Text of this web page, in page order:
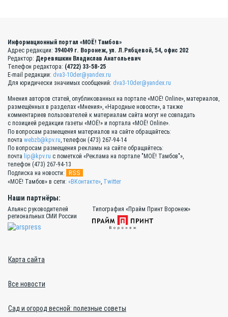
Информационный портал «МОЁ! Тамбов»
Адрес редакции: 394049 г. Воронеж, ул. Л.Рябцевой, 54, офис 202
Редактор: Деревяшкин Владислав Анатольевич
Телефон редактора: (4722) 33-58-25
E-mail редакции: dva3-10der@yandex.ru
Для юридически значимых сообщений: dva3-10der@yandex.ru
Мнения авторов статей, опубликованных на портале «МОЁ! Online», материалов,
размещённых в разделах «Мнения», «Народные новости», а также
комментариев пользователей к материалам сайта могут не совпадать
с позицией редакции газеты «МОЁ!» и портала «МОЁ! Online».
По вопросам размещения материалов на сайте обращайтесь:
почта webzb@kpv.ru, телефон (473) 267-94-14
По вопросам размещения рекламы на сайте обращайтесь:
почта lip@kpv.ru с пометкой «Реклама на портале "МОЁ! Тамбов"»,
телефон (473) 267-94-13
Подписка на новости:
RSS
«МОЁ! Тамбов» в сети: «ВКонтакте», Twitter
Наши партнёры:
Альянс руководителей
региональных СМИ России
Типография «Прайм Принт Воронеж»
Карта сайта
Все новости
Сад и огород весной: полезные советы